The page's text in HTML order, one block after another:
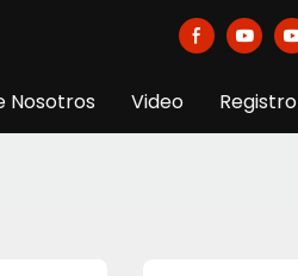
Nosotros Video Registro